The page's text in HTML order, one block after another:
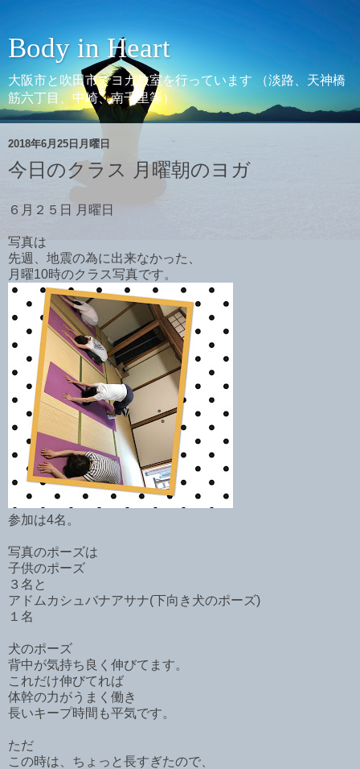
Body in Heart
大阪市と吹田市でヨガ教室を行っています （淡路、天神橋
筋六丁目、中崎、南千里等）
2018年6月25日月曜日
今日のクラス 月曜朝のヨガ
６月２５日 月曜日
写真は
先週、地震の為に出来なかった、
月曜10時のクラス写真です。
参加は4名。
写真のポーズは
子供のポーズ
３名と
アドムカシュバナアサナ(下向き犬のポーズ)
１名
犬のポーズ
背中が気持ち良く伸びてます。
これだけ伸びてれば
体幹の力がうまく働き
長いキープ時間も平気です。
ただ
この時は、ちょっと長すぎたので、